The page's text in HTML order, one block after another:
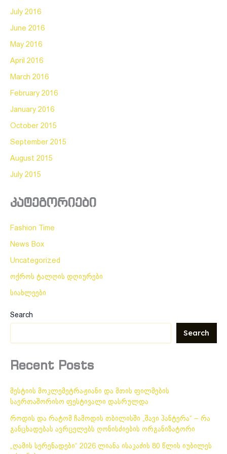
July 2016
June 2016
May 2016
April 2016
March 2016
February 2016
January 2016
October 2015
September 2015
August 2015
July 2015
კატეგორიები
Fashion Time
News Box
Uncategorized
ოქროს ტალღის დღიურები
სიახლეები
Search
Search
Recent Posts
მესტიის მოკლემეტრაჟიანი და მთის ფილმების
საერთაშორისო ფესტივალი დასრულდა
როდის და რატომ ჩამოდის თბილისში „შავი პანტერა“ – რა
განცხადებას ავრცელებს ღონისძიების ორგანიზატორი
„ღამის სერენადები“ 2026 ლიანა ისაკაძის 80 წლის იუბილეს